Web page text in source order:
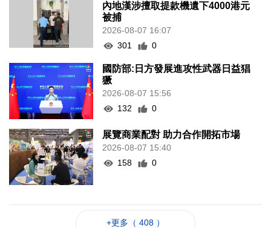
內地漢涉擅取提款機遺下4000港元
被捕
2026-08-07 16:07
301
0
國防部:日方發展進攻性武器日益猖
獗
2026-08-07 15:56
132
0
展覽商業配對 助力合作開拓市場
2026-08-07 15:40
158
0
+更多（ 408 ）